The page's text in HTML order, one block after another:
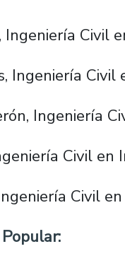
Civil
Ingeniería Civil
Ingeniería
Civil en
Civil